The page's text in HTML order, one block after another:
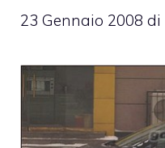
23 Gennaio 2008 di